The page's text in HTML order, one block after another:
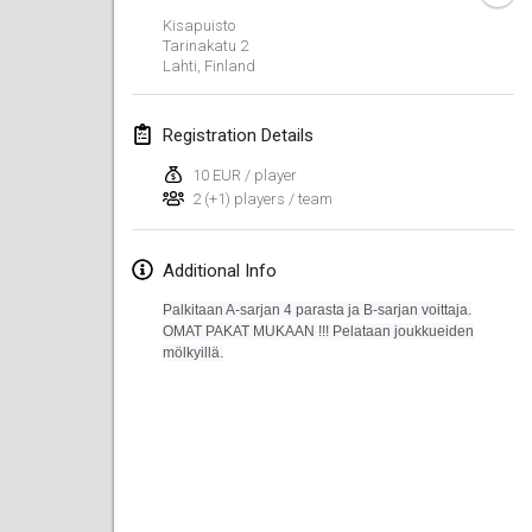
Kisapuisto
Tarinakatu 2
Lahti Finland
Registration Details
10 EUR / player
2 (+1) players / team
Additional Info
Palkitaan A-sarjan 4 parasta ja B-sarjan voittaja.
OMAT PAKAT MUKAAN !!!Pelataan joukkueiden
mölkyillä.
Lumi Mölkky
Feb 3, 2018
Feb 10, 2018|France
Faschings-Mölkky
Feb 11, 2018|Germany
Feb 24, 2018 |Czech Republic